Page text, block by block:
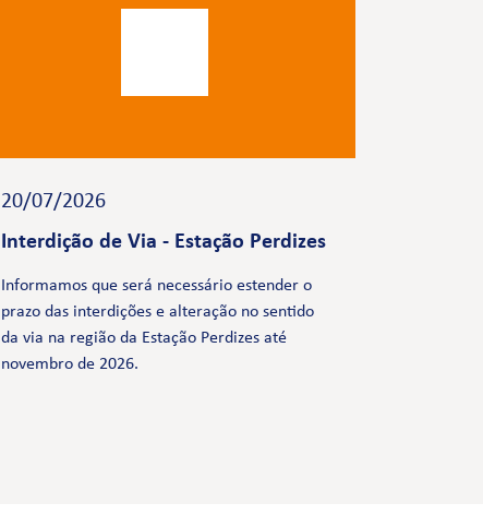
20/07/2026
Interdição de Via - Estação Perdizes
Informamos que será necessário estender o
prazo das interdições e alteração no sentido
da via na região da Estação Perdizes até
novembro de 2026.